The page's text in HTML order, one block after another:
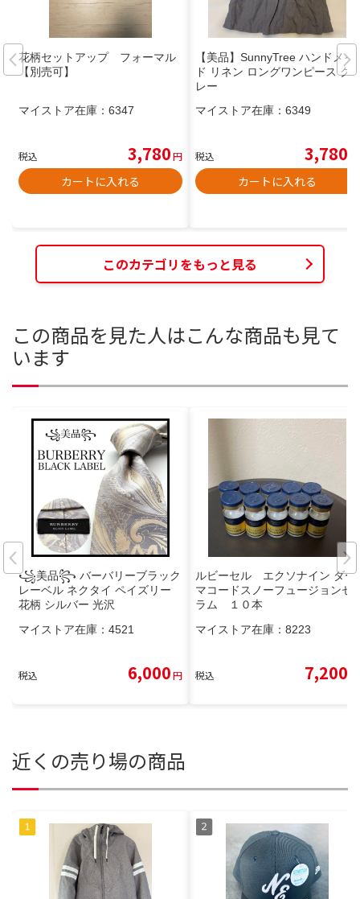
花柄セットアップ フォーマル
【別売可】
マイストア在庫： 6347
税込 3,780円
カートに入れる
【美品】SunnyTree ハンドメイ
ド リネン ロングワンピース グ
レー
マイストア在庫： 6349
税込 3,780
カートに入れる
このカテゴリをもっと見る
この商品を見た人はこんな商品も見て
います
꧁美品꧂ バーバリーブラック
レーベル ネクタイ ペイズリー
花柄 シルバー 光沢
マイストア在庫： 4521
税込 6,000円
ルビーセル エクソナイン ダー
マコードスノーフュージョンセ
ラム １０本
マイストア在庫： 8223
税込 7,200
近くの売り場の商品